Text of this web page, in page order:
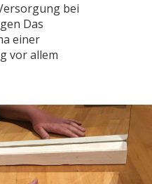
bei
Das
einer
vor allem